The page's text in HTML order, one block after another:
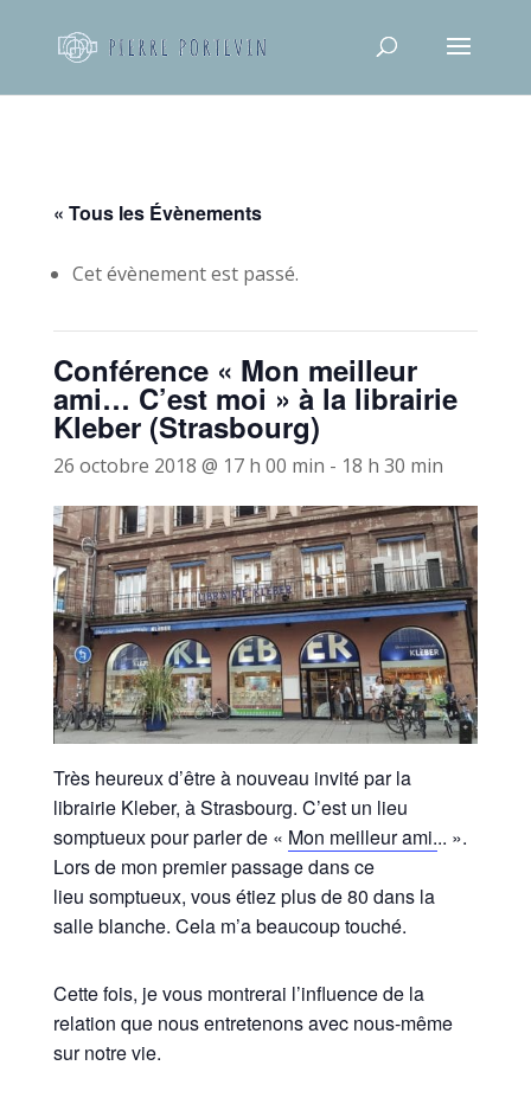
« Tous les Évènements
Cet évènement est passé.
Conférence « Mon meilleur
ami… C’est moi » à la librairie
Kleber (Strasbourg)
26 octobre 2018 @ 17 h 00 min - 18 h 30 min
Très heureux d’être à nouveau invité par la
librairie Kleber, à Strasbourg. C’est un lieu
somptueux pour parler de « Mon meilleur ami... ».
Lors de mon premier passage dans ce
lieu somptueux, vous étiez plus de 80 dans la
salle blanche. Cela m’a beaucoup touché.
Cette fois, je vous montrerai l’influence de la
relation que nous entretenons avec nous-même
sur notre vie.